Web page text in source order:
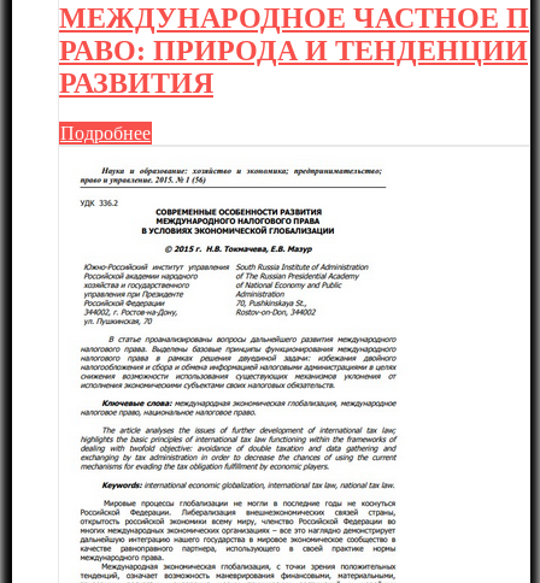
МЕЖДУНАРОДНОЕ ЧАСТНОЕ П
РАВО: ПРИРОДА И ТЕНДЕНЦИИ
РАЗВИТИЯ
Подробнее